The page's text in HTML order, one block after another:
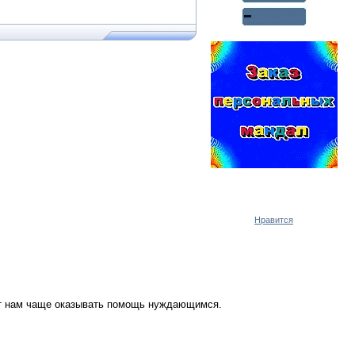
Нравится
нам чаще оказывать помощь нуждающимся.